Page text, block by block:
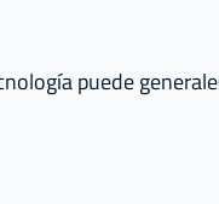
puede